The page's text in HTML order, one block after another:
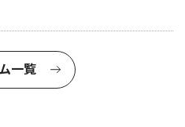
一覧